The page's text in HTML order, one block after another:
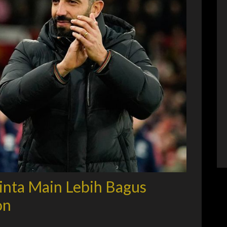
Main Lebih Bagus